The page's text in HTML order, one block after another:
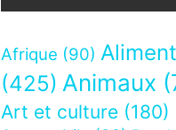
Afrique (90)
(425) Animaux
Art et culture (180)